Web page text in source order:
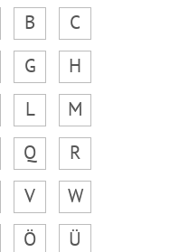
B
C
G
H
L
M
Q
R
V
W
Ö
Ü